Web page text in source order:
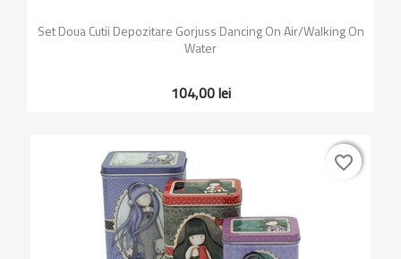
Set Doua Cutii Depozitare Gorjuss Dancing On Air/Walking On
Water
104,00 lei
favorite_border
favorite_border